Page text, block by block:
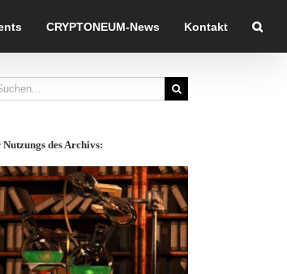
CRYPTONEUM-News Kontakt
des Archivs: